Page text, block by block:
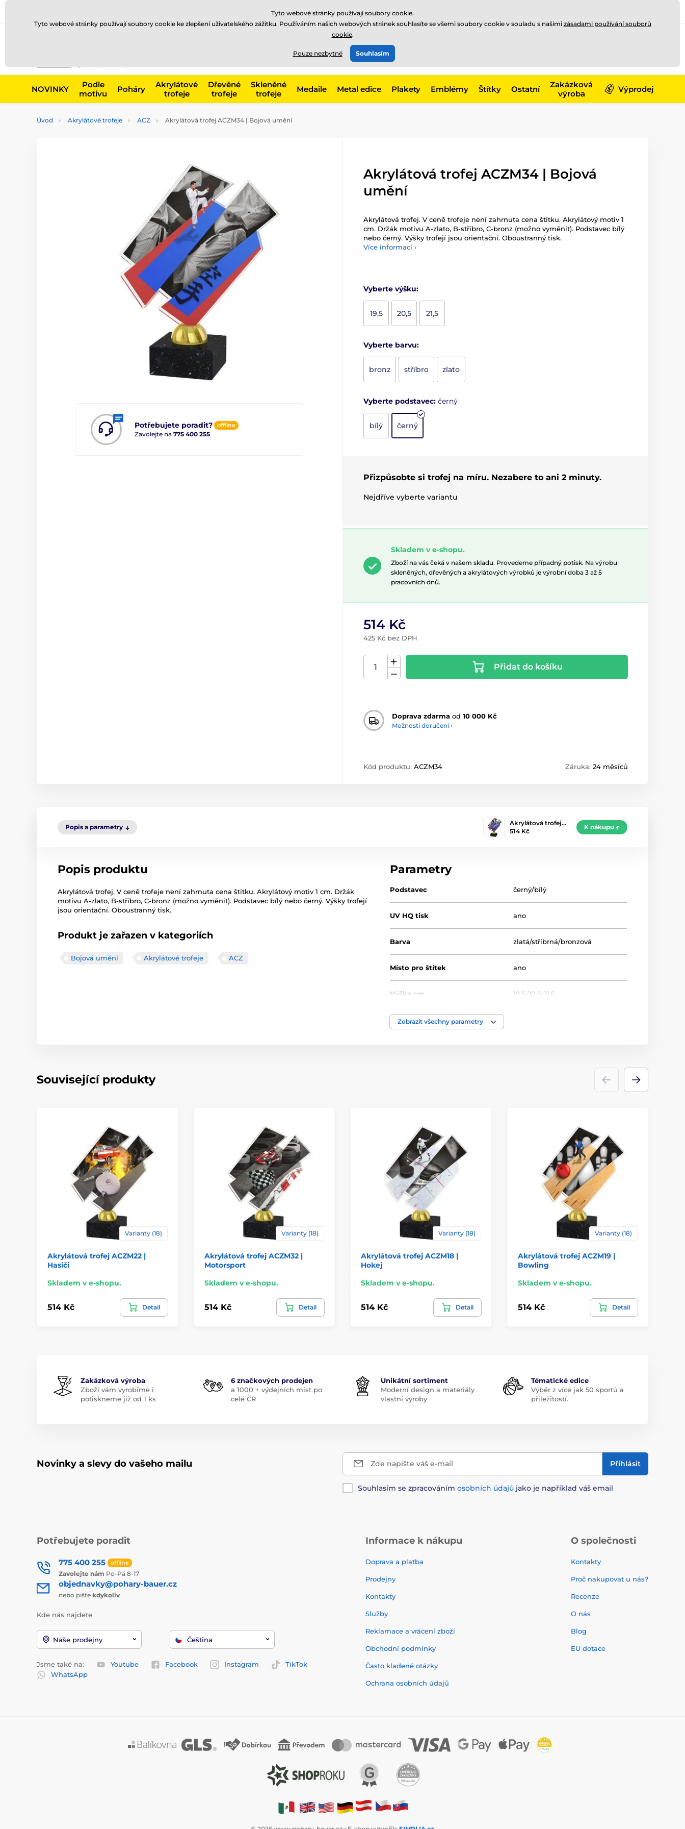
775 400 255
Zavolejte nám
NOVINKY
Podle
motivu
Poháry
Akrylátové
trofeje
Dřevěné
trofeje
Skleněné
trofeje
Medaile Metal edice Plakety Emblémy Štítky Ostatní
Zakázková
výroba
Výprodej
Úvod Akrylátové trofeje ACZ Akrylátová trofej ACZM34 | Bojová umění
Potřebujete poradit? offline
Zavolejte na 775 400 255
Akrylátová trofej ACZM34 | Bojová
umění
Akrylátová trofej. V ceně trofeje není zahrnuta cena štítku. Akrylátový motiv 1
cm. Držák motivu A-zlato, B-stříbro, C-bronz (možno vyměnit). Podstavec bílý
nebo černý. Výšky trofejí jsou orientační. Oboustranný tisk.
Více informací ›
Vyberte výšku:
19,5 20,5 21,5
Vyberte barvu:
bronz stříbro zlato
Vyberte podstavec: černý
bílý černý
Přizpůsobte si trofej na míru. Nezabere to ani 2 minuty.
Nejdříve vyberte variantu
Skladem v e-shopu.
Zboží na vás čeká v našem skladu. Provedeme případný potisk. Na výrobu
skleněných, dřevěných a akrylátových výrobků je výrobní doba 3 až 5
pracovních dnů.
514 Kč
425 Kč bez DPH
Přidat do košíku
Doprava zdarma od 10 000 Kč
Možnosti doručení ›
Kód produktu: ACZM34 Záruka: 24 měsíců
Popis a parametry
Akrylátová trofej…
514 Kč
K nákupu
Popis produktu
Akrylátová trofej. V ceně trofeje není zahrnuta cena štítku. Akrylátový motiv 1 cm. Držák
motivu A-zlato, B-stříbro, C-bronz (možno vyměnit). Podstavec bílý nebo černý. Výšky trofejí
jsou orientační. Oboustranný tisk.
Produkt je zařazen v kategoriích
Bojová umění Akrylátové trofeje ACZ
Parametry
Podstavec černý/bílý
UV HQ tisk ano
Barva zlatá/stříbrná/bronzová
Místo pro štítek ano
Výška cm 19.5-20.5-21.5
Motiv
Zobrazit všechny parametry
Související produkty
Varianty (18)
Akrylátová trofej ACZM22 |
Hasiči
Skladem v e-shopu.
514 Kč Detail
Varianty (18)
Akrylátová trofej ACZM32 |
Motorsport
Skladem v e-shopu.
514 Kč Detail
Varianty (18)
Akrylátová trofej ACZM18 |
Hokej
Skladem v e-shopu.
514 Kč Detail
Varianty (18)
Akrylátová trofej ACZM19 |
Bowling
Skladem v e-shopu.
514 Kč Detail
Zakázková výroba
Zboží vám vyrobíme i
potiskneme již od 1 ks
6 značkových prodejen
a 1000 + výdejních míst po
celé ČR
Unikátní sortiment
Moderní design a materiály
vlastní výroby
Tématické edice
Výběr z více jak 50 sportů a
příležitostí.
Novinky a slevy do vašeho mailu Zde napište váš e-mail Přihlásit
Souhlasím se zpracováním osobních údajů jako je například váš email
Potřebujete poradit
775 400 255 offline
Zavolejte nám Po-Pá 8-17
objednavky@pohary-bauer.cz
nebo pište kdykoliv
Kde nás najdete
Naše prodejny Čeština
Jsme také na: Youtube Facebook Instagram
TikTok
WhatsApp
Informace k nákupu
Doprava a platba
Prodejny
Kontakty
Služby
Reklamace a vrácení zboží
Obchodní podmínky
Často kladené otázky
Ochrana osobních údajů
O společnosti
Kontakty
Proč nakupovat u nás?
Recenze
O nás
Blog
EU dotace
Tyto webové stránky používají soubory cookie.
Tyto webové stránky používají soubory cookie ke zlepšení uživatelského zážitku. Používáním našich webových stránek souhlasíte se všemi soubory cookie v souladu s našimi zásadami používání souborů
cookie.
Pouze nezbytné Souhlasím